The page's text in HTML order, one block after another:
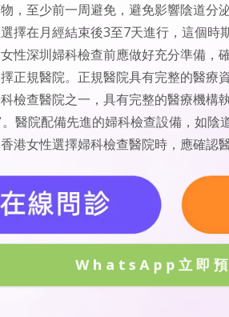
，至少前一周避免，避免影響陰道分
擇在月經結束後3至7天進行，這個時
性深圳婦科檢查前應做好充分準備，
正規醫院。正規醫院具有完整的醫療
檢查醫院之一，具有完整的醫療機構
醫院配備先進的婦科檢查設備，如
港女性選擇婦科檢查醫院時，應確認
WhatsApp立即預